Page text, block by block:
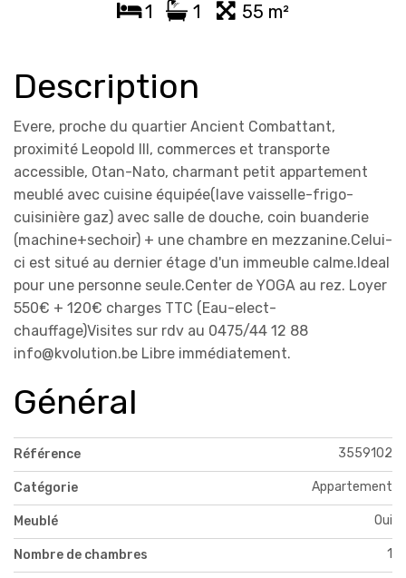
1 1 55 m²
Description
Evere, proche du quartier Ancient Combattant,
proximité Leopold III, commerces et transporte
accessible, Otan-Nato, charmant petit appartement
meublé avec cuisine équipée(lave vaisselle-frigo-
cuisinière gaz) avec salle de douche, coin buanderie
(machine+sechoir) + une chambre en mezzanine.Celui-
ci est situé au dernier étage d'un immeuble calme.Ideal
pour une personne seule.Center de YOGA au rez. Loyer
550€ + 120€ charges TTC (Eau-elect-
chauffage)Visites sur rdv au 0475/44 12 88
info@kvolution.be Libre immédiatement.
Général
Référence 3559102
Catégorie Appartement
Meublé Oui
Nombre de chambres 1